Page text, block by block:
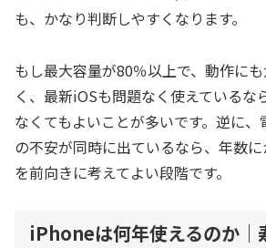
も、かなり判断しやすくなります。
もし最大容量が80％以上で、動作に
く、最新iOSも問題なく使えているな
なくてもよいことが多いです。逆に
の不安が同時に出ているなら、年数
を前向きに考えてよい段階です。
iPhoneは何年使えるのか｜